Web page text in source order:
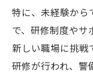
魅力
警備員
警備の
警備職
特に、未経験から
で、研修制度やサ
新しい職場に挑戦
研修が行われ、警